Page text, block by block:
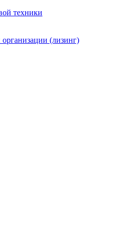
техники
(лизинг)